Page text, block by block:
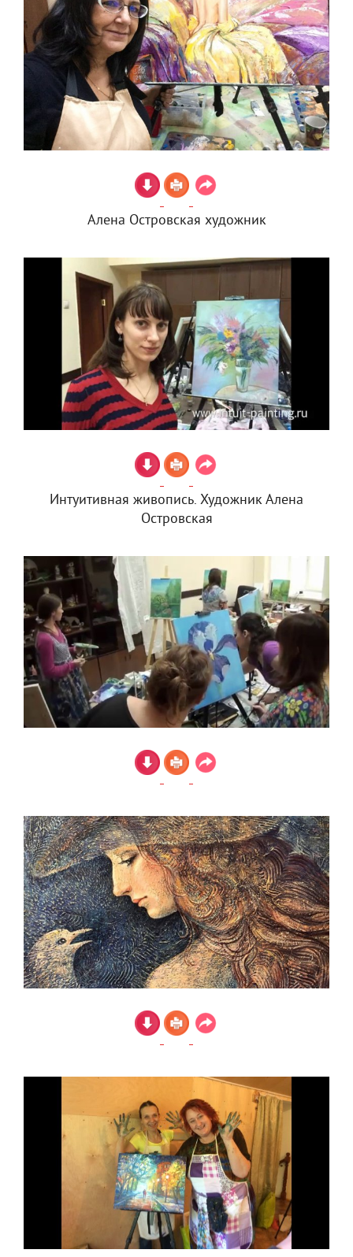
Алена Островская художник
Интуитивная живопись. Художник Алена
Островская